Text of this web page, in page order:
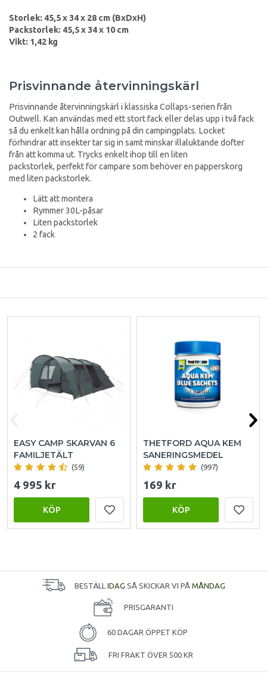
Storlek: 45,5 x 34 x 28 cm (BxDxH)
Packstorlek: 45,5 x 34 x 10 cm
Vikt: 1,42 kg
Prisvinnande återvinningskärl
Prisvinnande återvinningskärl i klassiska Collaps-serien från
Outwell. Kan användas med ett stort fack eller delas upp i två fack
så du enkelt kan hålla ordning på din campingplats. Locket
förhindrar att insekter tar sig in samt minskar illaluktande dofter
från att komma ut. Trycks enkelt ihop till en liten
packstorlek, perfekt för campare som behöver en papperskorg
med liten packstorlek.
Lätt att montera
Rymmer 30L-påsar
Liten packstorlek
2 fack
EASY CAMP SKARVAN 6
FAMILJETÄLT
(59)
4 995 kr
KÖP
THETFORD AQUA KEM
SANERINGSMEDEL
(997)
169 kr
KÖP
BESTÄLL IDAG SÅ SKICKAR VI PÅ MÅNDAG
PRISGARANTI
60 DAGAR ÖPPET KÖP
FRI FRAKT ÖVER 500 KR